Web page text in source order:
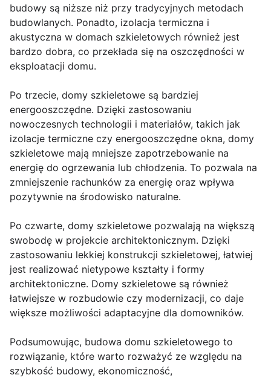
budowy są niższe niż przy tradycyjnych metodach
budowlanych. Ponadto, izolacja termiczna i
akustyczna w domach szkieletowych również jest
bardzo dobra, co przekłada się na oszczędności w
eksploatacji domu.
Po trzecie, domy szkieletowe są bardziej
energooszczędne. Dzięki zastosowaniu
nowoczesnych technologii i materiałów, takich jak
izolacje termiczne czy energooszczędne okna, domy
szkieletowe mają mniejsze zapotrzebowanie na
energię do ogrzewania lub chłodzenia. To pozwala na
zmniejszenie rachunków za energię oraz wpływa
pozytywnie na środowisko naturalne.
Po czwarte, domy szkieletowe pozwalają na większą
swobodę w projekcie architektonicznym. Dzięki
zastosowaniu lekkiej konstrukcji szkieletowej, łatwiej
jest realizować nietypowe kształty i formy
architektoniczne. Domy szkieletowe są również
łatwiejsze w rozbudowie czy modernizacji, co daje
większe możliwości adaptacyjne dla domowników.
Podsumowując, budowa domu szkieletowego to
rozwiązanie, które warto rozważyć ze względu na
szybkość budowy, ekonomiczność,